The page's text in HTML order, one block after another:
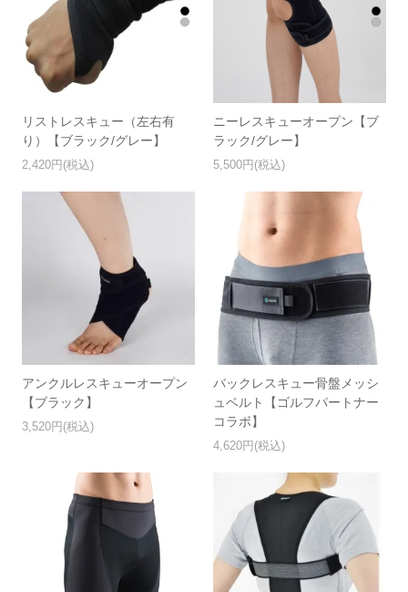
リストレスキュー（左右有
り）【ブラック/グレー】
2,420円(税込)
ニーレスキューオープン【ブ
ラック/グレー】
5,500円(税込)
アンクルレスキューオープン
【ブラック】
3,520円(税込)
バックレスキュー骨盤メッシ
ュベルト【ゴルフパートナー
コラボ】
4,620円(税込)